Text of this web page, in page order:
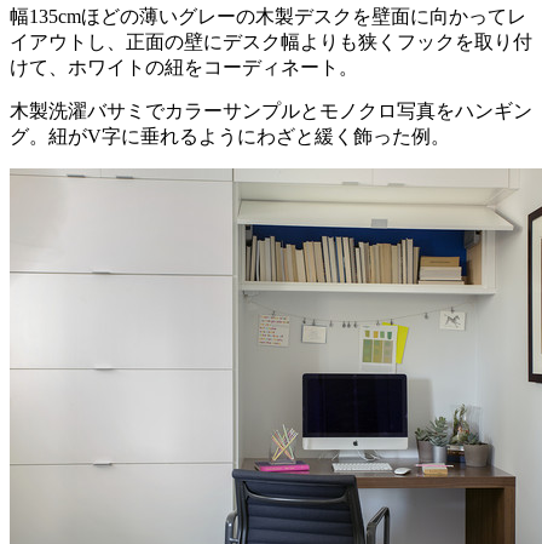
幅135cmほどの薄いグレーの木製デスクを壁面に向かってレ
イアウトし、正面の壁にデスク幅よりも狭くフックを取り付
けて、ホワイトの紐をコーディネート。
木製洗濯バサミでカラーサンプルとモノクロ写真をハンギン
グ。紐がV字に垂れるようにわざと緩く飾った例。